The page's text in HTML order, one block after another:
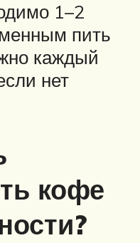
1–2
пить
каждый
нет
кофе